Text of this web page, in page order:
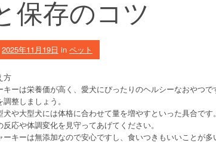
保存のコツ
2025年11月19日 in ペット
方
ーは栄養価が高く、愛犬にぴったりのヘルシーなおやつ
整しましょう。
や大型犬には体格に合わせて量を増やすといった具合です
応や体調変化を見守ってあげてください。
キーは無添加なので安心ですし、食いつきもいいことが多